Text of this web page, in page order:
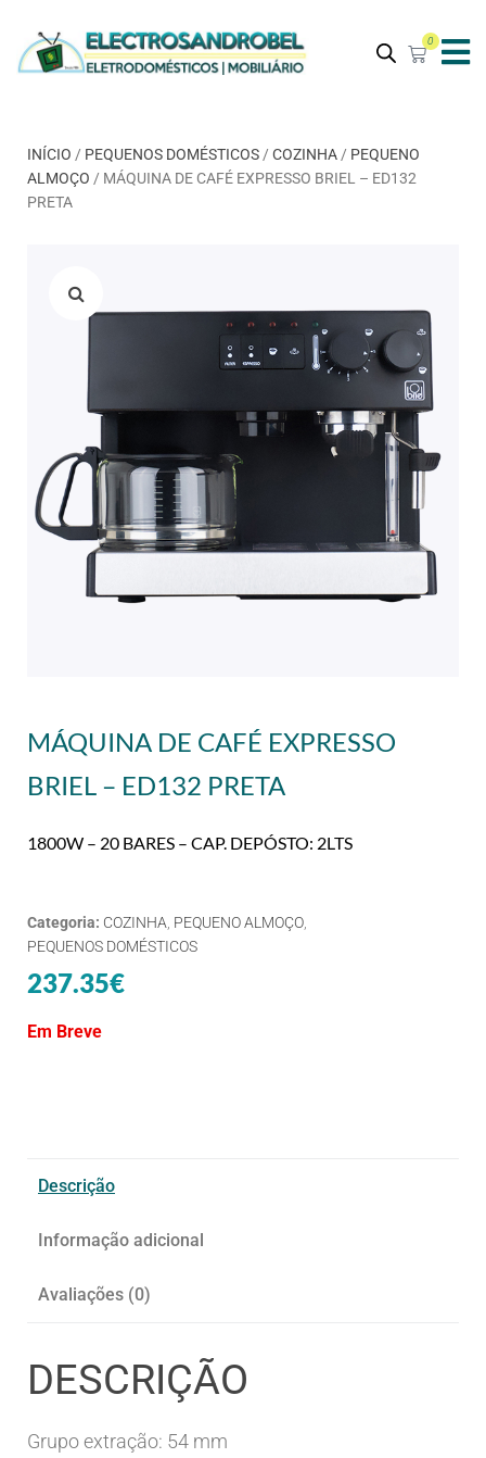
0
INÍCIO / PEQUENOS DOMÉSTICOS / COZINHA / PEQUENO
ALMOÇO / MÁQUINA DE CAFÉ EXPRESSO BRIEL – ED132
PRETA
MÁQUINA DE CAFÉ EXPRESSO
BRIEL – ED132 PRETA
1800W – 20 BARES – CAP. DEPÓSTO: 2LTS
Categoria: COZINHA PEQUENO ALMOÇO
PEQUENOS DOMÉSTICOS
237.35€
Em Breve
Descrição
Informação adicional
Avaliações (0)
DESCRIÇÃO
Grupo extração: 54 mm